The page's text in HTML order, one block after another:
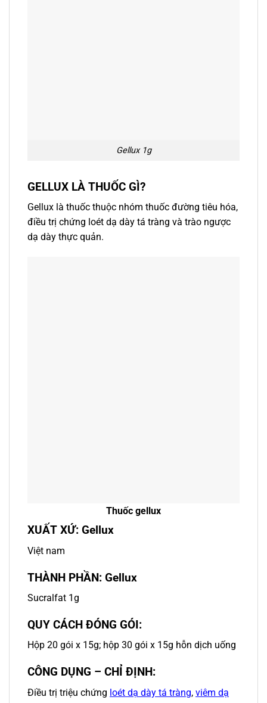
Gellux 1g
GELLUX LÀ THUỐC GÌ?
Gellux là thuốc thuộc nhóm thuốc đường tiêu hóa,
điều trị chứng loét dạ dày tá tràng và trào ngược
dạ dày thực quản.
Thuốc gellux
XUẤT XỨ: Gellux
Việt nam
THÀNH PHẦN: Gellux
Sucralfat 1g
QUY CÁCH ĐÓNG GÓI:
Hộp 20 gói x 15g; hộp 30 gói x 15g hỗn dịch uống
CÔNG DỤNG – CHỈ ĐỊNH:
Điều trị triệu chứng loét dạ dày tá tràng, viêm dạ